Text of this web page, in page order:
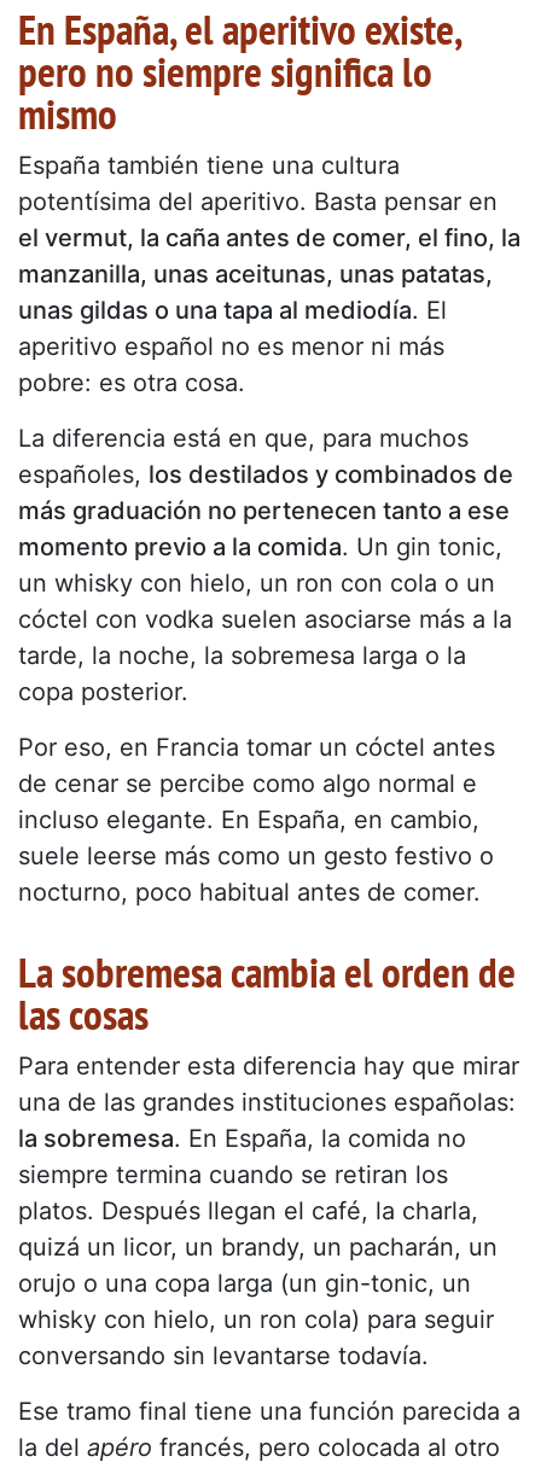
En España, el aperitivo existe,
pero no siempre significa lo
mismo
España también tiene una cultura
potentísima del aperitivo. Basta pensar en
el vermut, la caña antes de comer, el fino, la
manzanilla, unas aceitunas, unas patatas,
unas gildas o una tapa al mediodía. El
aperitivo español no es menor ni más
pobre: es otra cosa.
La diferencia está en que, para muchos
españoles, los destilados y combinados de
más graduación no pertenecen tanto a ese
momento previo a la comida. Un gin tonic,
un whisky con hielo, un ron con cola o un
cóctel con vodka suelen asociarse más a la
tarde, la noche, la sobremesa larga o la
copa posterior.
Por eso, en Francia tomar un cóctel antes
de cenar se percibe como algo normal e
incluso elegante. En España, en cambio,
suele leerse más como un gesto festivo o
nocturno, poco habitual antes de comer.
La sobremesa cambia el orden de
las cosas
Para entender esta diferencia hay que mirar
una de las grandes instituciones españolas:
la sobremesa. En España, la comida no
siempre termina cuando se retiran los
platos. Después llegan el café, la charla,
quizá un licor, un brandy, un pacharán, un
orujo o una copa larga (un gin-tonic, un
whisky con hielo, un ron cola) para seguir
conversando sin levantarse todavía.
Ese tramo final tiene una función parecida a
la del apéro francés, pero colocada al otro